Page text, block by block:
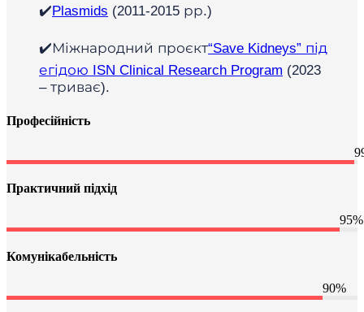
✔️ Plasmids (2011-2015 рр.)
✔️Міжнародний проєкт“Save Kidneys” під
егідою ISN Clinical Research Program (2023
– триває).
Професійність
Практичний підхід
95%
Комунікабельність
90%